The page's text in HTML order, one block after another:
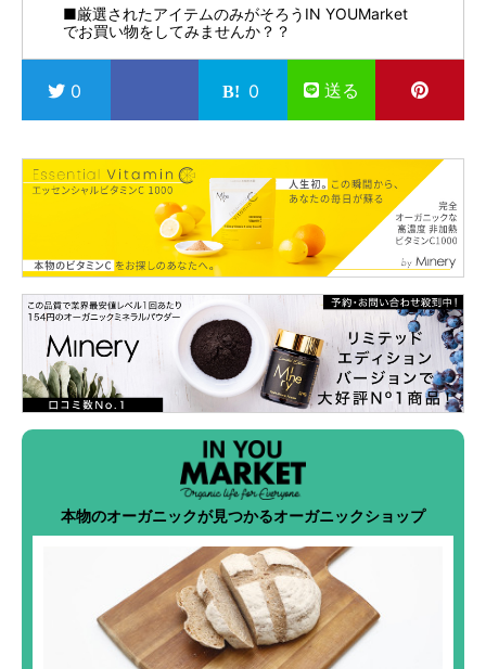
■厳選されたアイテムのみがそろうIN YOUMarket
でお買い物をしてみませんか？？
0 0 送る
本物のオーガニックが見つかるオーガニックショップ